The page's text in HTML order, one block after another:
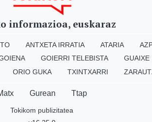
informazioa, euskaraz
ANTXETA IRRATIA ATARIA
GOIERRI TELEBISTA GUAIXE
ORIO GUKA TXINTXARRI
Gurean Ttap
Tokikom publizitatea